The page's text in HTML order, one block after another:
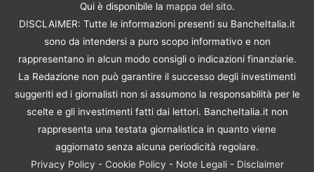
Qui è disponibile la mappa del sito.
DISCLAIMER: Tutte le informazioni presenti su BancheItalia.it
sono da intendersi a puro scopo informativo e non
rappresentano in alcun modo consigli o indicazioni finanziarie.
La Redazione non può garantire il successo degli investimenti
suggeriti ed i giornalisti non si assumono la responsabilità per le
scelte e gli investimenti fatti dai lettori. BancheItalia.it non
rappresenta una testata giornalistica in quanto viene
aggiornato senza alcuna periodicità regolare.
Privacy Policy - Cookie Policy - Note Legali- Disclaimer